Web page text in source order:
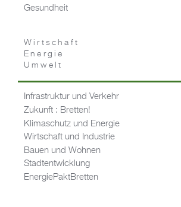
Gesundheit
Wirtschaft
Energie
Umwelt
Infrastruktur und Verkehr
Zukunft : Bretten!
Klimaschutz und Energie
Wirtschaft und Industrie
Bauen und Wohnen
Stadtentwicklung
EnergiePaktBretten